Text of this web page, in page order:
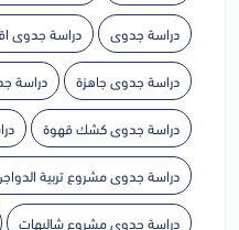
دراسة جدوى دراسة جدوى
دراسة جدوى جاهزة دراسة
دراسة جدوى كشك قهوة
دراسة جدوى مشروع تربية
دراسة جدوى مشروع شاليهات